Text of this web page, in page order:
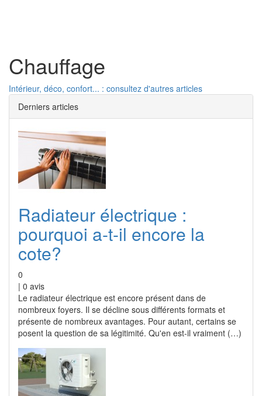
Chauffage
Intérieur, déco, confort... : consultez d'autres articles
Derniers articles
Radiateur électrique :
pourquoi a-t-il encore la
cote?
0
| 0 avis
Le radiateur électrique est encore présent dans de
nombreux foyers. Il se décline sous différents formats et
présente de nombreux avantages. Pour autant, certains se
posent la question de sa légitimité. Qu'en est-il vraiment (…)